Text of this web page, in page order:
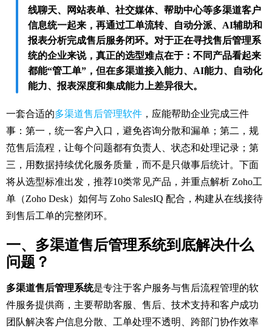
线聊天、网站表单、社交媒体、帮助中心等多渠道客户
信息统一起来，再通过工单流转、自动分派、AI辅助和
报表分析完成售后服务闭环。对于正在寻找售后管理系
统的企业来说，真正的选型难点在于：不同产品看起来
都能“管工单”，但在多渠道接入能力、AI能力、自动化
能力、报表深度和集成能力上差异很大。
一套合适的多渠道售后管理软件 ，应能帮助企业完成三件
事：第一，统一客户入口，避免咨询分散和漏单；第二，规
范售后流程，让每个问题都有负责人、状态和处理记录；第
三，用数据持续优化服务质量，而不是只做事后统计。下面
将从选型标准出发，推荐10类常见产品，并重点解析 Zoho工
单（Zoho Desk）如何与 Zoho SalesIQ 配合，构建从在线接待
到售后工单的完整闭环。
一、多渠道售后管理系统到底解决什么
问题？
多渠道售后管理系统是专注于客户服务与售后流程管理的软
件服务提供商，主要帮助客服、售后、技术支持和客户成功
团队解决客户信息分散、工单处理不透明、跨部门协作效率